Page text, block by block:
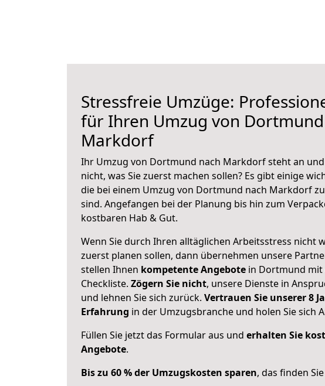
Stressfreie Umzüge:
für Ihren Umzug von
Markdorf
Ihr Umzug von Dortmund nach Markdorf steht an und
nicht, was Sie zuerst machen sollen? Es gibt einige
die bei einem Umzug von Dortmund nach Markdorf
sind. Angefangen bei der Planung bis hin zum
kostbaren Hab & Gut.
Wenn Sie durch Ihren alltäglichen Arbeitsstress nicht
zuerst planen sollen, dann übernehmen unsere
stellen Ihnen kompetente Angebote in Dortmund mit
Checkliste. Zögern Sie nicht, unsere Dienste in
und lehnen Sie sich zurück. Vertrauen Sie unserer 8
Erfahrung in der Umzugsbranche und holen Sie sich
Füllen Sie jetzt das Formular aus und erhalten Sie
Angebote.
Bis zu 60 % der Umzugskosten sparen, das finden